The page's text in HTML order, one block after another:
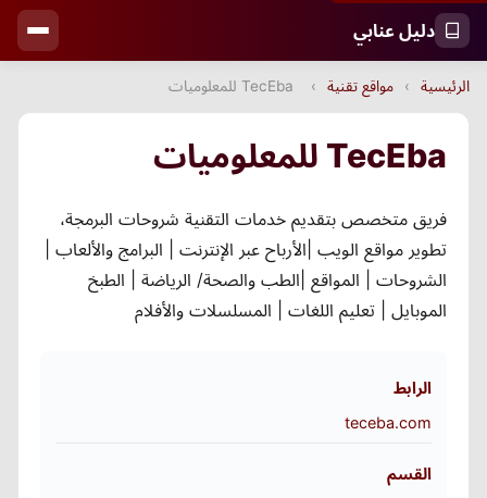
دليل عنابي
الرئيسية › مواقع تقنية › TecEba للمعلوميات
TecEba للمعلوميات
فريق متخصص بتقديم خدمات التقنية شروحات البرمجة،
تطوير مواقع الويب |الأرباح عبر الإنترنت | البرامج والألعاب |
الشروحات | المواقع |الطب والصحة/ الرياضة | الطبخ
الموبايل | تعليم اللغات | المسلسلات والأفلام
الرابط
teceba.com
القسم